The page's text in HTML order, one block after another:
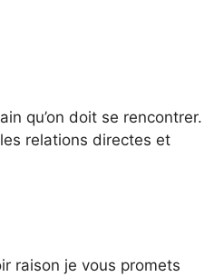
qu’on doit se rencontrer.
relations directes et
raison je vous promets